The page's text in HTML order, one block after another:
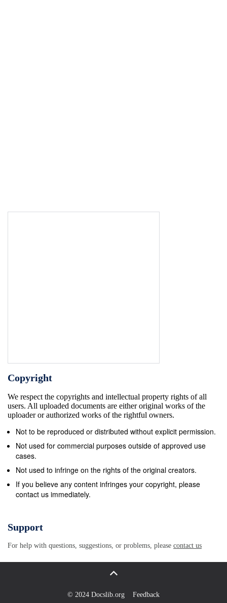
Copyright
We respect the copyrights and intellectual property rights of all
users. All uploaded documents are either original works of the
uploader or authorized works of the rightful owners.
Not to be reproduced or distributed without explicit permission.
Not used for commercial purposes outside of approved use
cases.
Not used to infringe on the rights of the original creators.
If you believe any content infringes your copyright, please
contact us immediately.
Support
For help with questions, suggestions, or problems, please contact us
© 2024 Docslib.org Feedback